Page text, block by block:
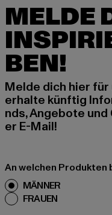
MELDE
BEN!
Melde dich hier
erhalte künftig
nds, Angebote
er E-Mail!
An welchen
MÄNNER
FRAUEN